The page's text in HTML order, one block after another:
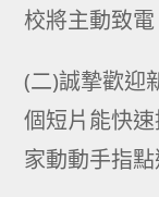
校將主動致
(二)誠摯歡迎
個短片能快
家動動手指